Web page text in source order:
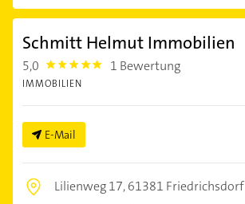
Schmitt Helmut Immobilien
5,0 5.0 1 Bewertung
IMMOBILIEN
E-Mail
Lilienweg 17,61381 Friedrichsdorf